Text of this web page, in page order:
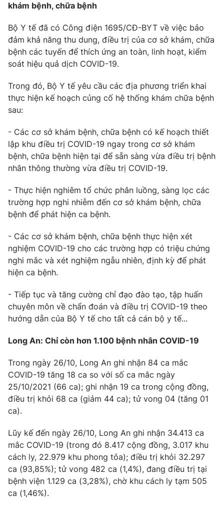
khám bệnh, chữa bệnh
Bộ Y tế đã có Công điện 1695/CĐ-BYT về việc bảo
đảm khả năng thu dung, điều trị của cơ sở khám, chữa
bệnh các tuyến để thích ứng an toàn, linh hoạt, kiểm
soát hiệu quả dịch COVID-19.
Trong đó, Bộ Y tế yêu cầu các địa phương triển khai
thực hiện kế hoạch củng cố hệ thống khám chữa bệnh
sau:
- Các cơ sở khám bệnh, chữa bệnh có kế hoạch thiết
lập khu điều trị COVID-19 ngay trong cơ sở khám
bệnh, chữa bệnh hiện tại để sẵn sàng vừa điều trị bệnh
nhân thông thường vừa điều trị COVID-19.
- Thực hiện nghiêm tổ chức phân luồng, sàng lọc các
trường hợp nghi nhiễm đến cơ sở khám bệnh, chữa
bệnh để phát hiện ca bệnh.
- Các cơ sở khám bệnh, chữa bệnh thực hiện xét
nghiệm COVID-19 cho các trường hợp có triệu chứng
nghi mắc và xét nghiệm ngẫu nhiên, định kỳ để phát
hiện ca bệnh.
- Tiếp tục và tăng cường chỉ đạo đào tạo, tập huấn
chuyên môn về chẩn đoán và điều trị COVID-19 theo
hướng dẫn của Bộ Y tế cho tất cả cán bộ y tế...
Long An: Chỉ còn hơn 1.100 bệnh nhân COVID-19
Trong ngày 26/10, Long An ghi nhận 84 ca mắc
COVID-19 tăng 18 ca so với số ca mắc ngày
25/10/2021 (66 ca); ghi nhận 19 ca trong cộng đồng,
điều trị khỏi 68 ca (giảm 44 ca); tử vong 04 (tăng 01
ca).
Lũy kế đến ngày 26/10, Long An ghi nhận 34.413 ca
mắc COVID-19 (trong đó 8.417 cộng đồng, 3.017 khu
cách ly, 22.979 khu phong tỏa); điều trị khỏi 32.297
ca (93,85%); tử vong 482 ca (1,4%), đang điều trị tại
bệnh viện 1.129 ca (3,28%), chờ khu cách ly tạm 505
ca (1,46%).